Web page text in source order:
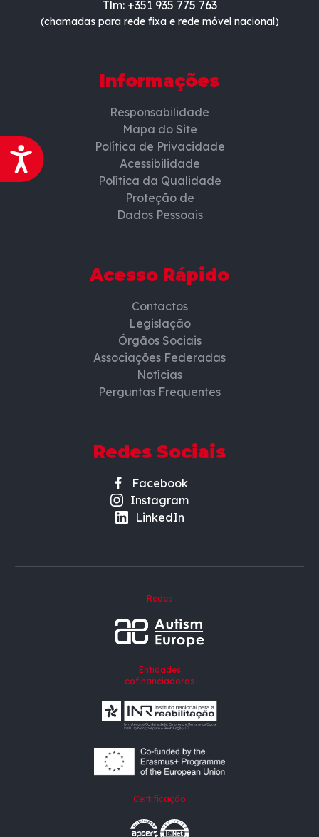
Acessibilidade
Tlm: +351 935 775 763
(chamadas para rede fixa e rede móvel nacional)
Informações
Responsabilidade
Mapa do Site
Política de Privacidade
Acessibilidade
Política da Qualidade
Proteção de
Dados Pessoais
Acesso Rápido
Contactos
Legislação
Órgãos Sociais
Associações Federadas
Notícias
Perguntas Frequentes
Redes Sociais
Facebook
Instagram
LinkedIn
Redes
Entidades
cofinanciadoras
Certificação